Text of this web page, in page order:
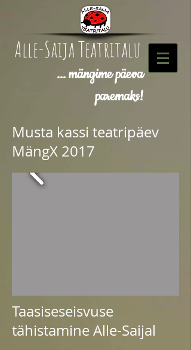
Alle-Saija Teatritalu
... mängime päeva
paremaks!
Musta kassi teatripäev
MängX 2017
Taasiseseisvuse
tähistamine Alle-Saijal